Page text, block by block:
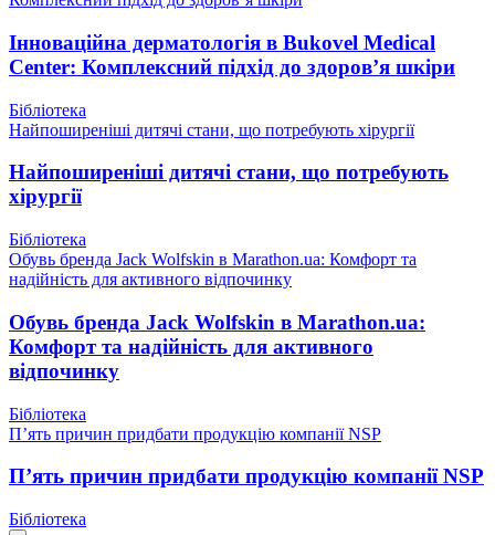
Інноваційна дерматологія в Bukovel Medical
Center: Комплексний підхід до здоров’я шкіри
Бібліотека
Найпоширеніші дитячі стани, що потребують хірургії
Найпоширеніші дитячі стани, що потребують
хірургії
Бібліотека
Обувь бренда Jack Wolfskin в Marathon.ua: Комфорт та
надійність для активного відпочинку
Обувь бренда Jack Wolfskin в Marathon.ua:
Комфорт та надійність для активного
відпочинку
Бібліотека
П’ять причин придбати продукцію компанії NSP
П’ять причин придбати продукцію компанії NSP
Бібліотека